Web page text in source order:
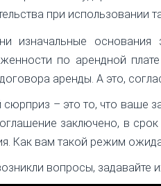
при использовании
изначальные
по арендной
аренды. А это,
сюрприз – это то, что ваше
заключено, в
Как вам такой режим
вопросы, задавайте